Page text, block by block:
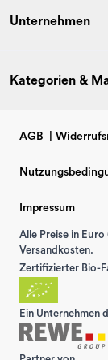
Unternehmen
Kategorien &
AGB
Impressum
Alle Preise in
Versandkosten.
Zertifizierter Bio-
Ein Unternehmen